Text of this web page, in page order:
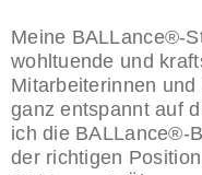
Meine BALLance®-
wohltuende und
Mitarbeiterinnen
ganz entspannt auf
ich die BALLance®-
der richtigen